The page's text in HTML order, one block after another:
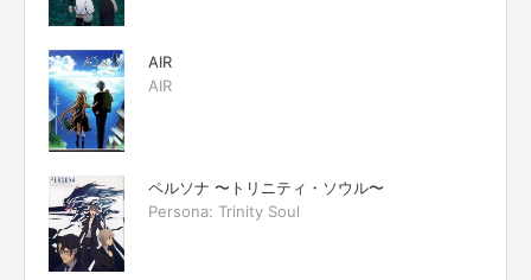
AIR
AIR
ペルソナ 〜トリニティ・ソウル〜
Persona: Trinity Soul